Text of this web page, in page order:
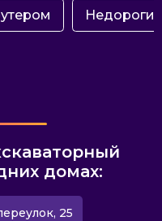
Недорогие
домах:
25